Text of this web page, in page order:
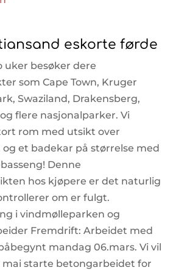
eskorte førde
uker besøker dere
som Cape Town, Kruger
Swaziland, Drakensberg,
flere nasjonalparker. Vi
rom med utsikt over
og et badekar på størrelse med
Denne
hos kjøpere er det naturlig
om er fulgt.
i vindmølleparken og
Fremdrift: Arbeidet med
mandag 06.mars. Vi vil
mai starte betongarbeidet for